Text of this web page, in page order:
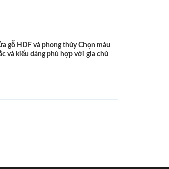
gỗ HDF và phong thủy Chọn màu
và kiểu dáng phù hợp với gia chủ